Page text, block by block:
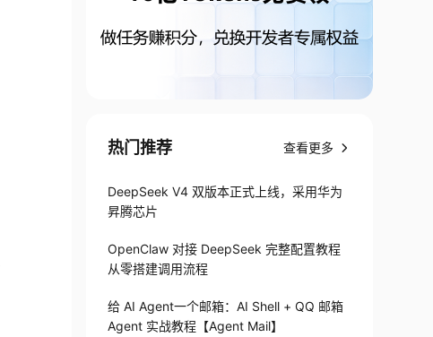
热门推荐 查看更多
DeepSeek V4 双版本正式上线，采用华为
昇腾芯片
OpenClaw 对接 DeepSeek 完整配置教程
从零搭建调用流程
给 AI Agent一个邮箱：AI Shell + QQ 邮箱
Agent 实战教程【Agent Mail】